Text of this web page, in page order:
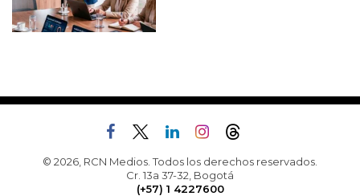
© 2026, RCN Medios. Todos los derechos reservados.
Cr. 13a 37-32, Bogotá
(+57) 1 4227600